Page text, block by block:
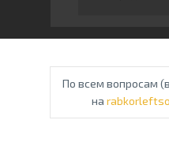
По всем вопросам
на